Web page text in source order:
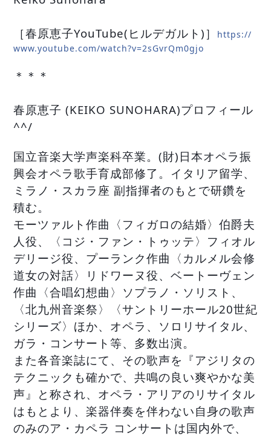
［春原恵子YouTube(ヒルデガルト)］
https://
www.youtube.com/watch?v=2sGvrQm0gjo
＊＊＊
春原恵子 (KEIKO SUNOHARA)プロフィール
^^/
国立音楽大学声楽科卒業。(財)日本オペラ振
興会オペラ歌手育成部修了。イタリア留学、
ミラノ・スカラ座 副指揮者のもとで研鑽を
積む。
モーツァルト作曲〈フィガロの結婚〉伯爵夫
人役、〈コジ・ファン・トゥッテ〉フィオル
デリージ役、プーランク作曲〈カルメル会修
道女の対話〉リドワーヌ役、ベートーヴェン
作曲〈合唱幻想曲〉ソプラノ・ソリスト、
〈北九州音楽祭〉〈サントリーホール20世紀
シリーズ〉ほか、オペラ、ソロリサイタル、
ガラ・コンサート等、多数出演。
また各音楽誌にて、その歌声を『アジリタの
テクニックも確かで、共鳴の良い爽やかな美
声』と称され、オペラ・アリアのリサイタル
はもとより、楽器伴奏を伴わない自身の歌声
のみのア・カペラ コンサートは国内外で、